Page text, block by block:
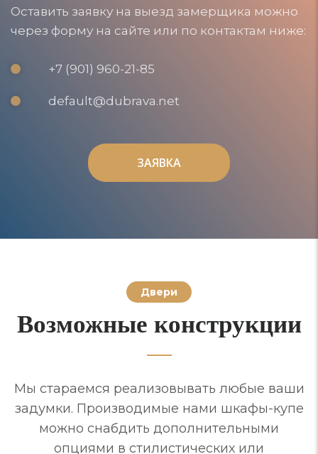
Оставить заявку на выезд замерщика можно
через форму на сайте или по контактам ниже:
+7 (901) 960-21-85
default@dubrava.net
ЗАЯВКА
ЗАЯВКА
Двери
Возможные конструкции
Мы стараемся реализовывать любые ваши
задумки. Производимые нами шкафы-купе
можно снабдить дополнительными
опциями в стилистических или